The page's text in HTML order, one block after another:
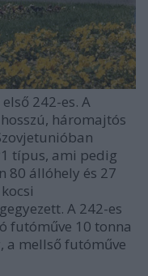
242-es. A
háromajtós
típus, ami pedig
80 állóhely és 27
A 242-es
futóműve 10 tonna
a mellső futóműve